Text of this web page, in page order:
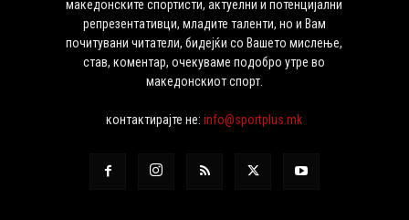
македонските спортисти, актуелни и потенцијални
репрезентативци, младите таленти, но и Вам
почитувани читатели, бидејќи со Вашето мислење,
став, коментар, очекуваме подобро утре во
македонскиот спорт.
контактирајте не:info@sportplus.mk